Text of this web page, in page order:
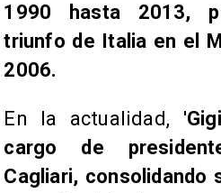
1990 hasta 2013,
triunfo de Italia en el
2006.
En la actualidad, '
cargo de
Cagliari, consolidando